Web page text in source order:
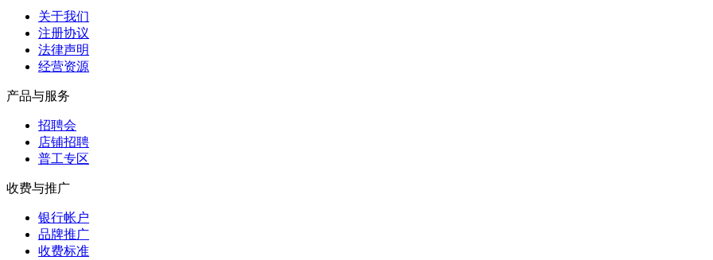
关于我们
注册协议
法律声明
经营资源
产品与服务
招聘会
店铺招聘
普工专区
收费与推广
银行帐户
品牌推广
收费标准